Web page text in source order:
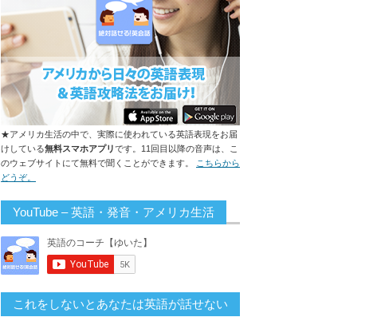
★アメリカ生活の中で、実際に使われている英語表現をお届
けしている無料スマホアプリです。11回目以降の音声は、こ
のウェブサイトにて無料で聞くことができます。
こちらから
どうぞ。
YouTube – 英語・発音・アメリカ生活
これをしないとあなたは英語が話せない